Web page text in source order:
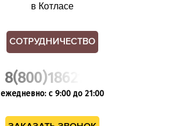
в Котласе
СОТРУДНИЧЕСТВО
8(800)1862102
ежедневно: с 9:00 до 21:00